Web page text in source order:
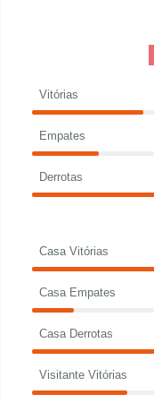
Vitórias
Empates
Derrotas
Casa Vitórias
Casa Empates
Casa Derrotas
Visitante Vitórias